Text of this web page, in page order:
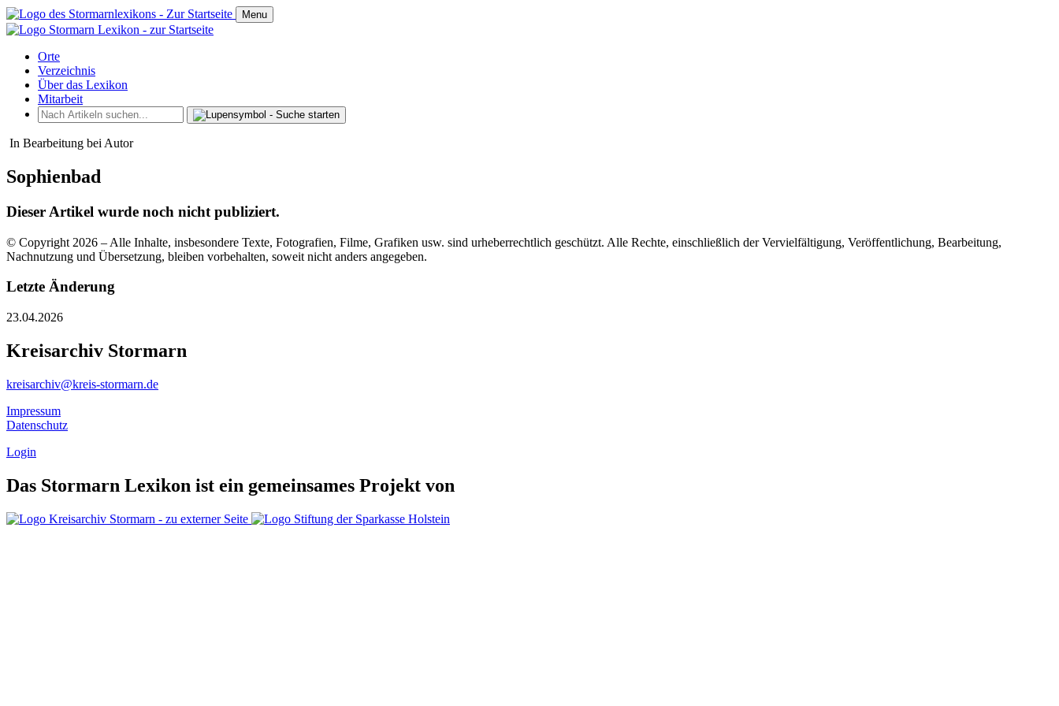
Menu
Orte
Verzeichnis
Über das Lexikon
Mitarbeit
In Bearbeitung bei Autor
Sophienbad
Dieser Artikel wurde noch nicht publiziert.
© Copyright 2026 – Alle Inhalte, insbesondere Texte, Fotografien, Filme, Grafiken usw. sind urheberrechtlich geschützt. Alle Rechte, einschließlich der Vervielfältigung, Veröffentlichung, Bearbeitung,
Nachnutzung und Übersetzung, bleiben vorbehalten, soweit nicht anders angegeben.
Letzte Änderung
23.04.2026
Kreisarchiv Stormarn
kreisarchiv@kreis-stormarn.de
Impressum
Datenschutz
Login
Das Stormarn Lexikon ist ein gemeinsames Projekt von